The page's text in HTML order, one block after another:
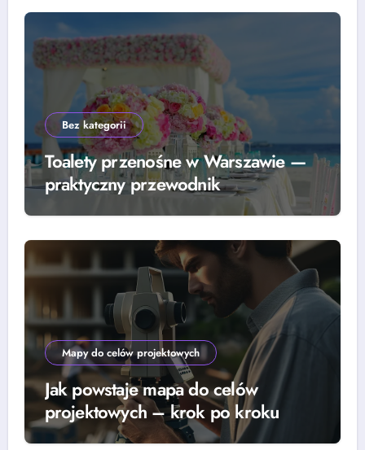
Bez kategorii
Toalety przenośne w Warszawie —
praktyczny przewodnik
Mapy do celów projektowych
Jak powstaje mapa do celów
projektowych – krok po kroku